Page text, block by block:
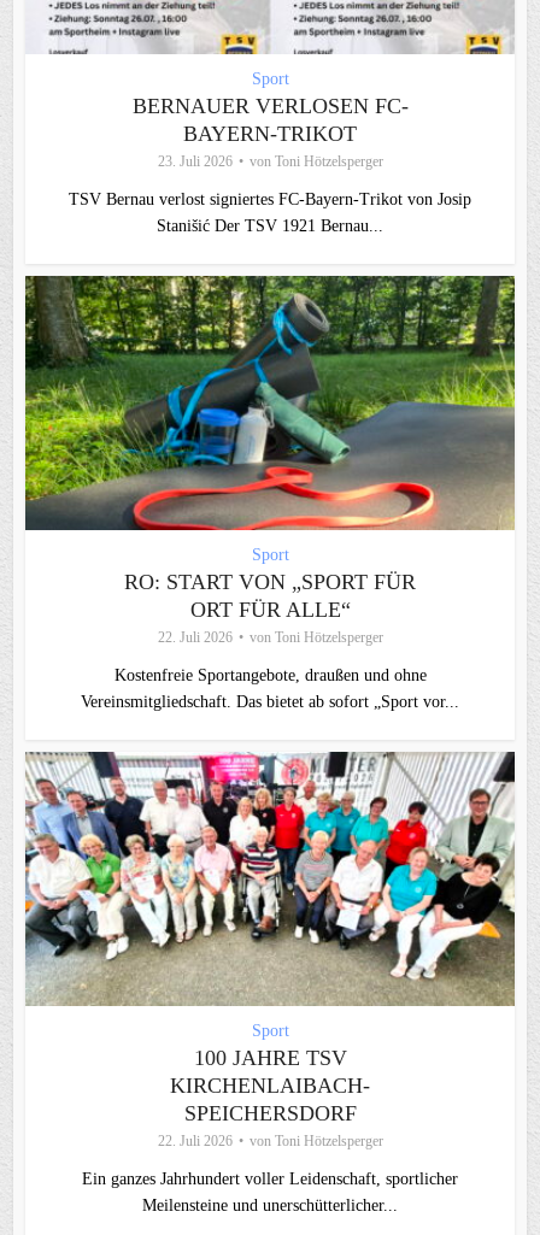
Sport
BERNAUER VERLOSEN FC-
BAYERN-TRIKOT
23. Juli 2026 von Toni Hötzelsperger
TSV Bernau verlost signiertes FC‑Bayern‑Trikot von Josip
Stanišić Der TSV 1921 Bernau...
Sport
RO: START VON „SPORT FÜR
ORT FÜR ALLE“
22. Juli 2026 von Toni Hötzelsperger
Kostenfreie Sportangebote, draußen und ohne
Vereinsmitgliedschaft. Das bietet ab sofort „Sport vor...
Sport
100 JAHRE TSV
KIRCHENLAIBACH-
SPEICHERSDORF
22. Juli 2026 von Toni Hötzelsperger
Ein ganzes Jahrhundert voller Leidenschaft, sportlicher
Meilensteine und unerschütterlicher...